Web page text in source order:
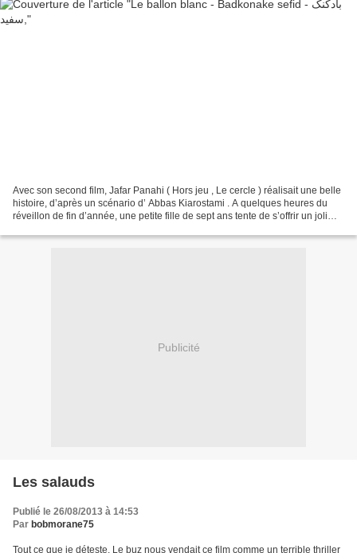
Avec son second film, Jafar Panahi ( Hors jeu , Le cercle ) réalisait une belle
histoire, d’après un scénario d’ Abbas Kiarostami . A quelques heures du
réveillon de fin d’année, une petite fille de sept ans tente de s’offrir un joli
Publicité
Les salauds
Publié le 26/08/2013 à 14:53
Par bobmorane75
Tout ce que je déteste. Le buz nous vendait ce film comme un terrible thriller